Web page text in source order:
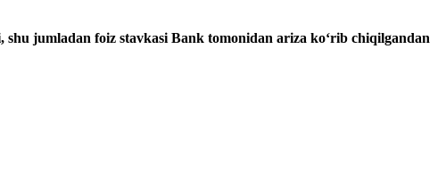
jumladan foiz stavkasi Bank tomonidan ariza ko‘rib chiqilgandan